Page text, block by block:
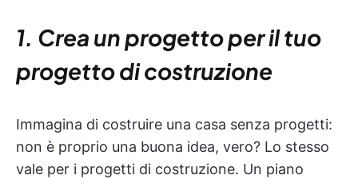
1. Crea un progetto per il tuo
progetto di costruzione
Immagina di costruire una casa senza progetti:
non è proprio una buona idea, vero? Lo stesso
vale per i progetti di costruzione. Un piano